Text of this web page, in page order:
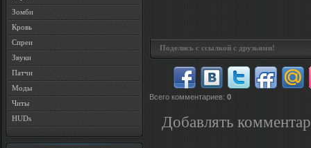
Зомби
Кровь
Спреи
Звуки
Патчи
Моды
Читы
HUDs
Поделись с ссылкой с друзьями!
Всего комментариев: 0
Добавлять